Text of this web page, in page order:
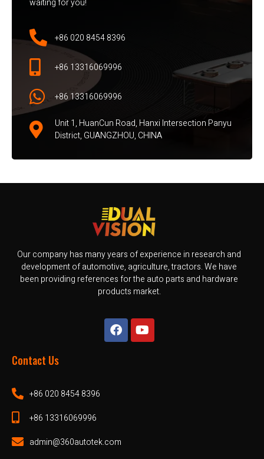
waiting for you!
+86 020 8454 8396
+86 13316069996
+86 13316069996
Unit 1, HuanCun Road, Hanxi Intersection Panyu
District, GUANGZHOU, CHINA
Our company has many years of experience in research and
development of automotive, agriculture, tractors. We have
been providing references for the auto parts and hardware
products market.
Contact Us
+86 020 8454 8396
+86 13316069996
admin@360autotek.com